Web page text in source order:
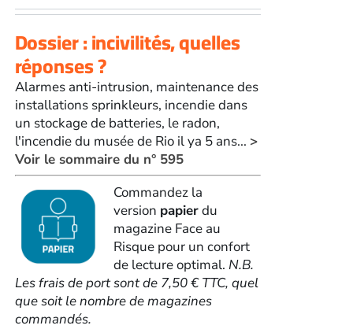
Dossier : incivilités, quelles
réponses ?
Alarmes anti-intrusion, maintenance des
installations sprinkleurs, incendie dans
un stockage de batteries, le radon,
l'incendie du musée de Rio il ya 5 ans... >
Voir le sommaire du n° 595
Commandez la
version papierdu
magazine Face au
Risque pour un confort
de lecture optimal. N.B.
Les frais de port sont de 7,50 € TTC, quel
que soit le nombre de magazines
commandés.